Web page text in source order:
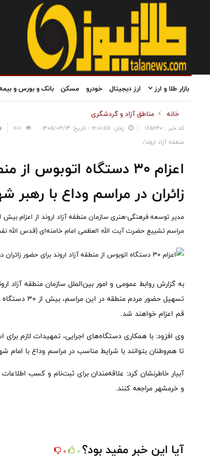
بازار طلا و ارز ارز دیجیتال خودرو مسکن بانک و بورس و
خانه مناطق آزاد و گردشگری
کد خبر : 185640 زمان: ۱۶:۰۱:۵۷ - تاریخ: ۱۴۰۵/۰۴/۱۴
منطقه آزاد اروند/
اعزام ۳۰ دستگاه اتوبوس
زائران در مراسم وداع با رهبر
مراسم تشییع حضرت آیت الله العظمی امام خامنه‌ای (قدس الله
به گزارش روابط عمومی و امور بین‌الملل سازمان منطقه آزاد
قم اعزام خواهند شد.
وی افزود: با همکاری دستگاه‌های اجرایی، تمهیدات لازم
تا هم‌وطنان بتوانند با شرایط مناسب در مراسم وداع با امام
آبیار خاطرنشان کرد: علاقه‌مندان برای ثبت‌نام و کسب
و خرمشهر مراجعه کنند.
آیا این خبر مفید بود؟ 0
0